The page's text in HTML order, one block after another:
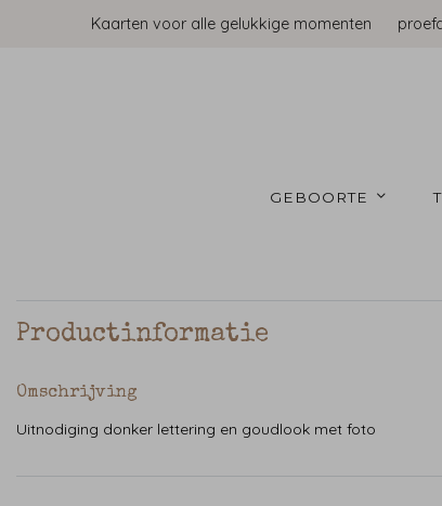
Kaarten voor alle gelukkige momenten
GEBOORTE
Productinformatie
Omschrijving
Uitnodiging donker lettering en goudlook met foto